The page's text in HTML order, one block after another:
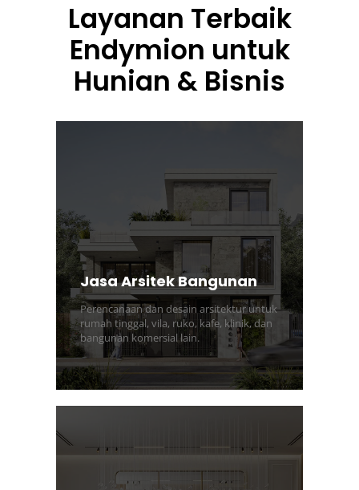
Layanan Terbaik
Endymion untuk
Hunian & Bisnis
Jasa Arsitek Bangunan
Perencanaan dan desain arsitektur untuk
rumah tinggal, vila, ruko, kafe, klinik, dan
bangunan komersial lain.